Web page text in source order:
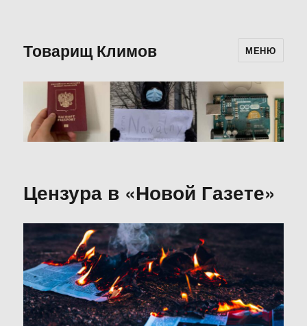
Товарищ Климов МЕНЮ
Цензура в «Новой Газете»